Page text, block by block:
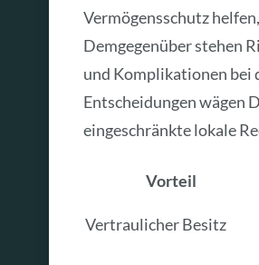
Vermögensschutz
Demgegenüber stehen
und Komplikationen bei
Entscheidungen wägen
eingeschränkte lokale
Vorteil
Vertraulicher Besitz